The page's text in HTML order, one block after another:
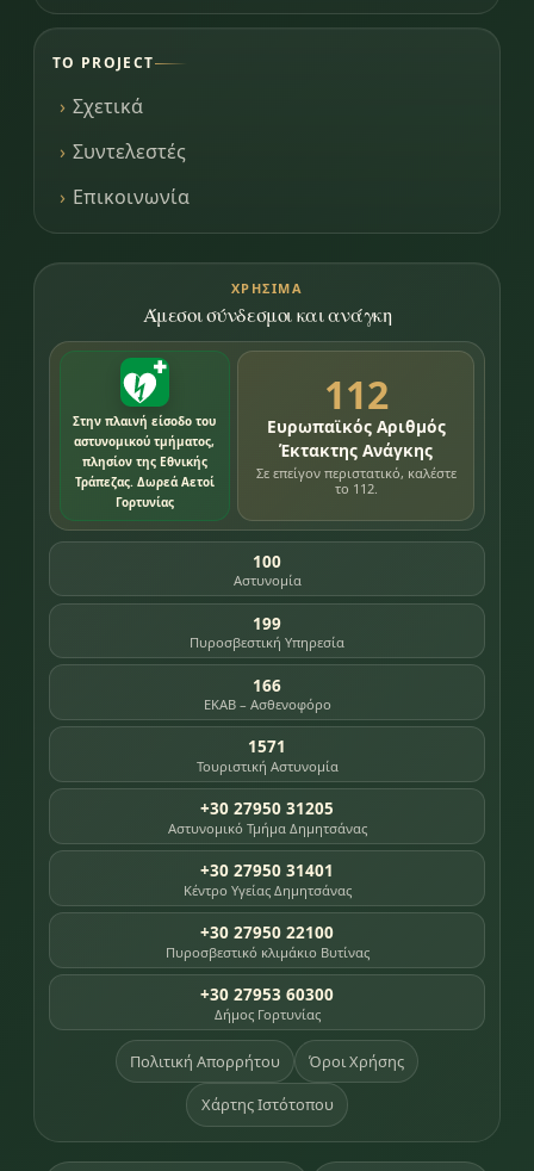
ΤΟ PROJECT
Σχετικά
Συντελεστές
Επικοινωνία
ΧΡΉΣΙΜΑ
Άμεσοι σύνδεσμοι και ανάγκη
Στην πλαινή είσοδο του
αστυνομικού τμήματος,
πλησίον της Εθνικής
Τράπεζας. Δωρεά Αετοί
Γορτυνίας
112
Ευρωπαϊκός Αριθμός
Έκτακτης Ανάγκης
Σε επείγον περιστατικό, καλέστε
το 112.
100
Αστυνομία
199
Πυροσβεστική Υπηρεσία
166
ΕΚΑΒ – Ασθενοφόρο
1571
Τουριστική Αστυνομία
+30 27950 31205
Αστυνομικό Τμήμα Δημητσάνας
+30 27950 31401
Κέντρο Υγείας Δημητσάνας
+30 27950 22100
Πυροσβεστικό κλιμάκιο Βυτίνας
+30 27953 60300
Δήμος Γορτυνίας
Πολιτική Απορρήτου Όροι Χρήσης
Χάρτης Ιστότοπου